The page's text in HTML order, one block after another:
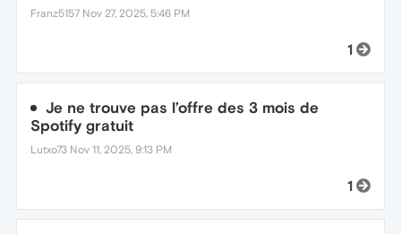
Franz5157 Nov 27, 2025, 5:46 PM
1
Je ne trouve pas l’offre des 3 mois de
Spotify gratuit
Lutxo73 Nov 11, 2025, 9:13 PM
1